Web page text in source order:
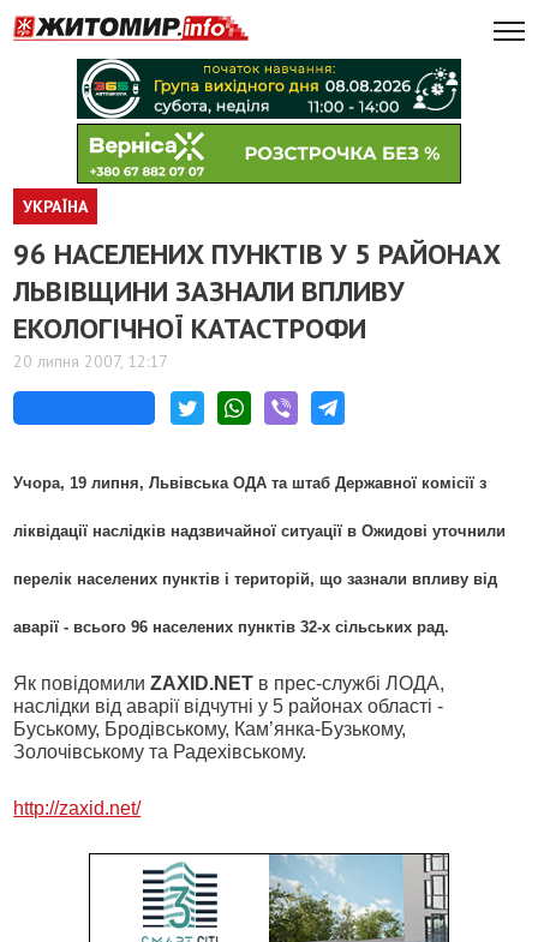
УКРАЇНА
96 НАСЕЛЕНИХ ПУНКТІВ У 5 РАЙОНАХ
ЛЬВІВЩИНИ ЗАЗНАЛИ ВПЛИВУ
ЕКОЛОГІЧНОЇ КАТАСТРОФИ
20 липня 2007, 12:17
Учора, 19 липня, Львівська ОДА та штаб Державної комісії з
ліквідації наслідків надзвичайної ситуації в Ожидові уточнили
перелік населених пунктів і територій, що зазнали впливу від
аварії - всього 96 населених пунктів 32-х сільських рад.
Як повідомилиZAXID.NET в прес-службі ЛОДА,
наслідки від аварії відчутні у 5 районах області -
Буському, Бродівському, Кам’янка-Бузькому,
Золочівському та Радехівському.
http://zaxid.net/